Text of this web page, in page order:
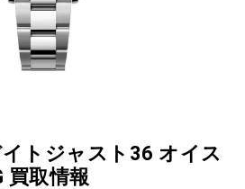
トジャスト36 オイス
買取情報